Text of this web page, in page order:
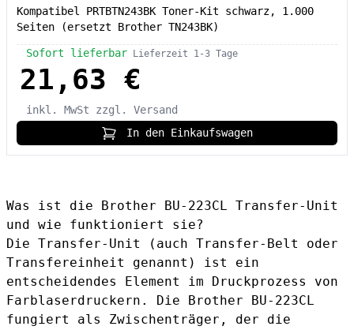
Kompatibel PRTBTN243BK Toner-Kit schwarz, 1.000
Seiten (ersetzt Brother TN243BK)
Sofort lieferbar Lieferzeit 1-3 Tage
21,63 €
inkl. MwSt
zzgl. Versand
In den Einkaufswagen
Was ist die Brother BU-223CL Transfer-Unit
und wie funktioniert sie?
Die Transfer-Unit (auch Transfer-Belt oder
Transfereinheit genannt) ist ein
entscheidendes Element im Druckprozess von
Farblaserdruckern. Die Brother BU-223CL
fungiert als Zwischenträger, der die